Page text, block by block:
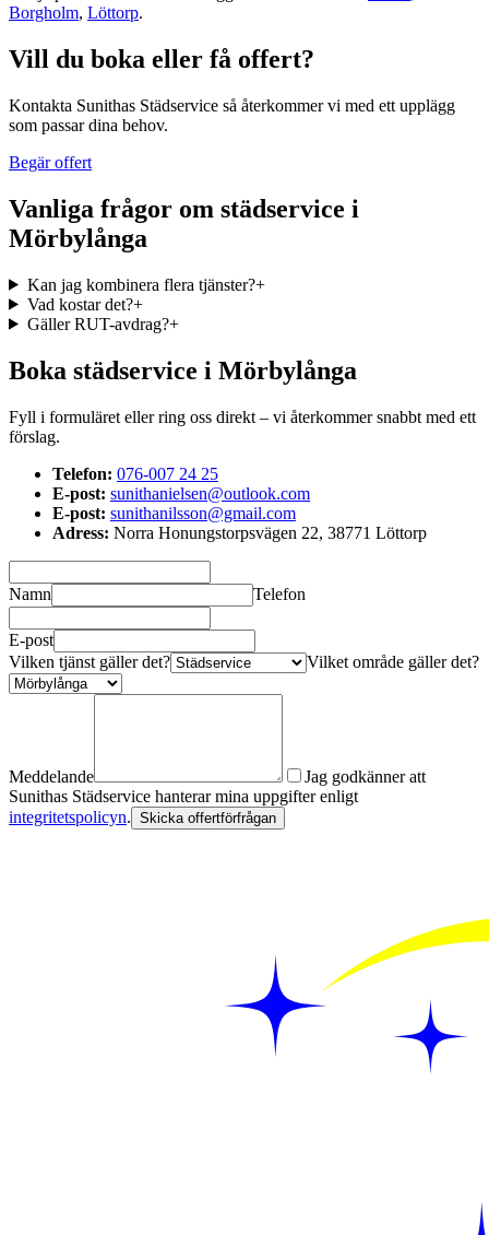
Borgholm, Löttorp.
Vill du boka eller få offert?
Kontakta Sunithas Städservice så återkommer vi med ett upplägg
som passar dina behov.
Begär offert
Vanliga frågor om städservice i
Mörbylånga
Kan jag kombinera flera tjänster?+
Vad kostar det?+
Gäller RUT-avdrag?+
Boka städservice i Mörbylånga
Fyll i formuläret eller ring oss direkt – vi återkommer snabbt med ett
förslag.
Telefon: 076-007 24 25
E-post: sunithanielsen@outlook.com
E-post: sunithanilsson@gmail.com
Adress: Norra Honungstorpsvägen 22, 38771 Löttorp
Namn Telefon
E-post
Vilken tjänst gäller det?
Vilket område gäller det?
Meddelande
Jag godkänner att
Sunithas Städservice hanterar mina uppgifter enligt
integritetspolicyn. Skicka offertförfrågan